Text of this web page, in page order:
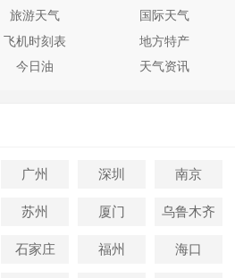
旅游天气
国际天气
飞机时刻表
地方特产
今日油 天气资讯
广州 深圳 南京
苏州 厦门 乌鲁木齐
石家庄 福州 海口